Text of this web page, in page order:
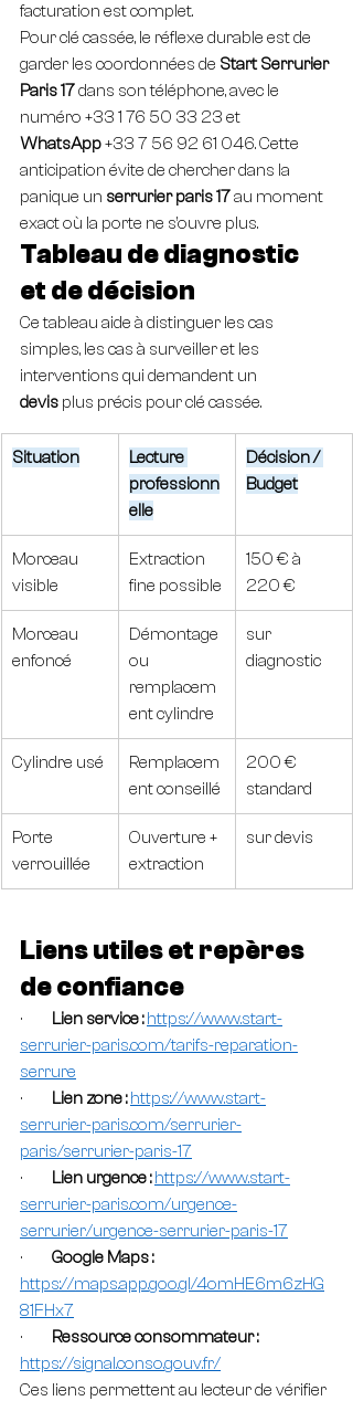
facturation est complet.
Pour clé cassée, le réflexe durable est de
garder les coordonnées de Start Serrurier
Paris 17 dans son téléphone, avec le
numéro +33 1 76 50 33 23 et
WhatsApp +33 7 56 92 61 046. Cette
anticipation évite de chercher dans la
panique un serrurier paris 17 au moment
exact où la porte ne s’ouvre plus.
Tableau de diagnostic
et de décision
Ce tableau aide à distinguer les cas
simples, les cas à surveiller et les
interventions qui demandent un
devis plus précis pour clé cassée.
Situation
Lecture
professionn
elle
Décision /
Budget
Morceau
visible
Extraction
fine possible
150 € à
220 €
Morceau
enfoncé
Démontage
ou
remplacem
ent cylindre
sur
diagnostic
Cylindre usé
Remplacem
ent conseillé
200 €
standard
Porte
verrouillée
Ouverture +
extraction
sur devis
Liens utiles et repères
de confiance
· Lien service : https://www.start-
serrurier-paris.com/tarifs-reparation-
serrure
· Lien zone : https://www.start-
serrurier-paris.com/serrurier-
paris/serrurier-paris-17
· Lien urgence : https://www.start-
serrurier-paris.com/urgence-
serrurier/urgence-serrurier-paris-17
· Google Maps :
https://maps.app.goo.gl/4omHE6m6zHG
81FHx7
· Ressource consommateur :
https://signal.conso.gouv.fr/
Ces liens permettent au lecteur de vérifier